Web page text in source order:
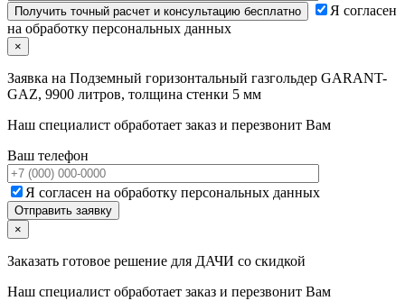
Я согласен
на обработку персональных данных
×
Заявка на Подземный горизонтальный газгольдер GARANT-
GAZ, 9900 литров, толщина стенки 5 мм
Наш специалист обработает заказ и перезвонит Вам
Ваш телефон
Я согласен на обработку персональных данных
×
Заказать готовое решение для ДАЧИ со скидкой
Наш специалист обработает заказ и перезвонит Вам